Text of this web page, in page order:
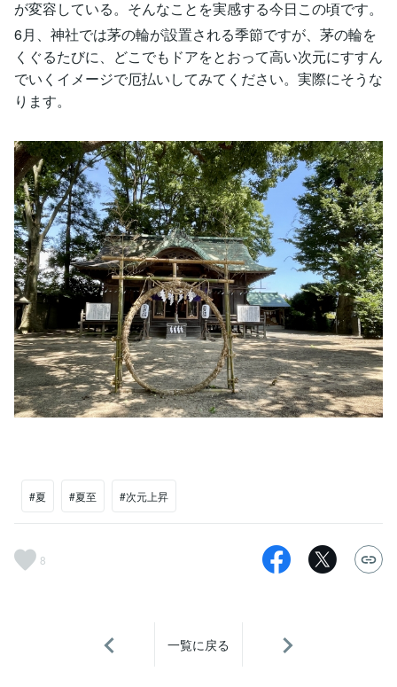
が変容している。そんなことを実感する今日この頃です。
6月、神社では茅の輪が設置される季節ですが、茅の輪を
くぐるたびに、どこでもドアをとおって高い次元にすすん
でいくイメージで厄払いしてみてください。実際にそうな
ります。
#夏 #夏至 #次元上昇
8
一覧に戻る